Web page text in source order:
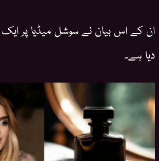
ان کے اس بیان نے سوشل میڈیا پر
دیا ہے۔